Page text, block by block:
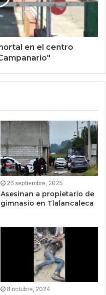
en el centro
26 septiembre, 2025
Asesinan a propietario de
gimnasio en Tlalancaleca
8 octubre, 2024